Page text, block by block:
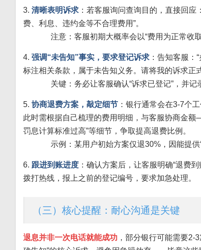
3. 清晰表明诉求 ：若客服询问查询目的，直接回
费、利息、违约金等不合理费用”。
注意：客服初期大概率会以“费用为正常收取”
4. 强调“未告知”事实，要求登记诉求 ：告知客服
标注相关条款，属于未告知义务。请将我的诉求正
关键：务必让客服确认“诉求已登记”，并记录
5. 协商退费方案，敲定细节 ：银行通常会在3-7个
此时需根据自己梳理的费用明细，与客服协商金
罚息计算标准过高”等细节，争取提高退费比例。
示例：某用户初始方案仅退30%，因能提供“
6. 跟进到账进度 ：确认方案后，让客服明确“退费
拨打热线，报上之前的登记编号，要求加急处理。
（三）核心提醒：耐心沟通是关键
退息并非一次电话就能成功 ，部分银行可能需要2-